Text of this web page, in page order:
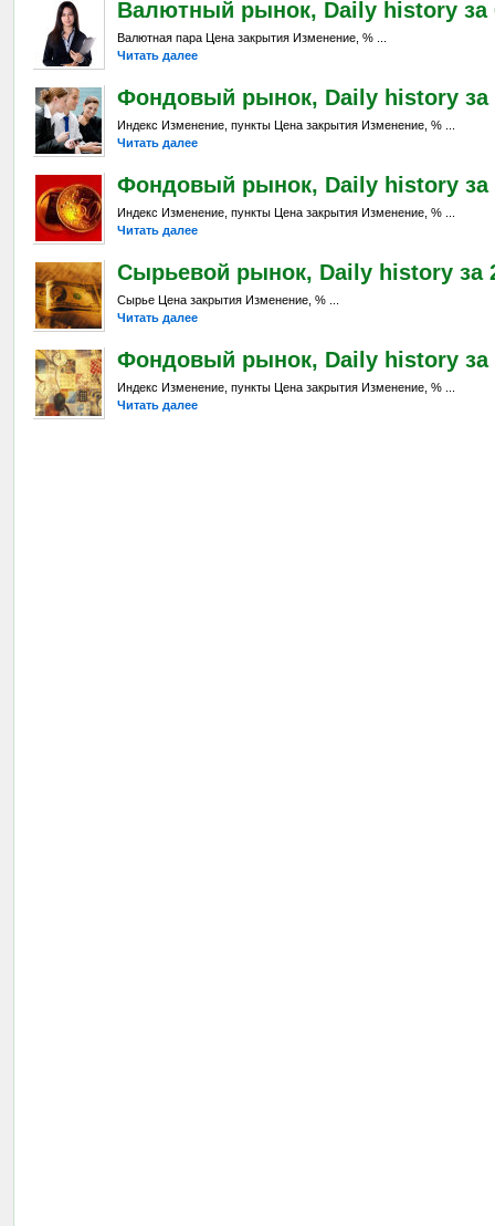
Валютный рынок, Daily history за
Валютная пара Цена закрытия Изменение, % ...
Читать далее
Фондовый рынок, Daily history за
Индекс Изменение, пункты Цена закрытия Изменение, % ...
Читать далее
Фондовый рынок, Daily history за
Индекс Изменение, пункты Цена закрытия Изменение, % ...
Читать далее
Сырьевой рынок, Daily history за
Сырье Цена закрытия Изменение, % ...
Читать далее
Фондовый рынок, Daily history за
Индекс Изменение, пункты Цена закрытия Изменение, % ...
Читать далее